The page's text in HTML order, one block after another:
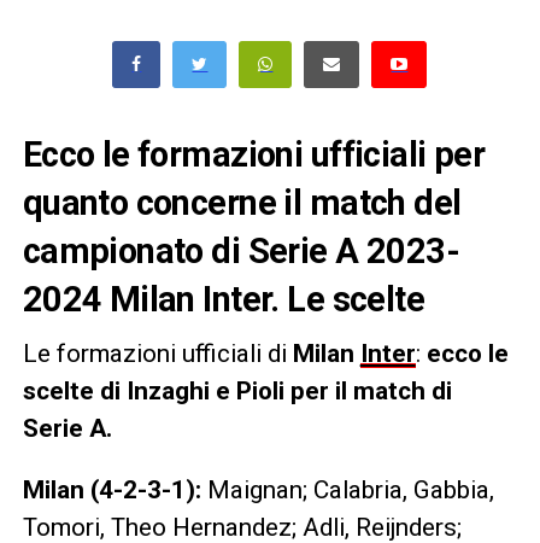
Ecco le formazioni ufficiali per
quanto concerne il match del
campionato di Serie A 2023-
2024 Milan Inter. Le scelte
Le formazioni ufficiali di Milan Inter: ecco le
scelte di Inzaghi e Pioli per il match di
Serie A.
Milan (4-2-3-1): Maignan; Calabria, Gabbia,
Tomori, Theo Hernandez; Adli, Reijnders;